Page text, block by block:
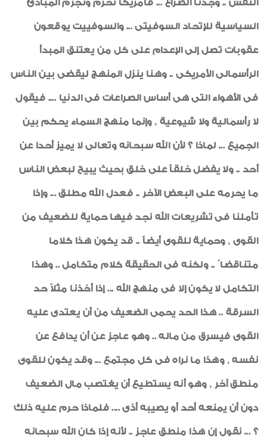
النفس .. وجدنا الصراع ... فأمريكا تحرم وتجرم المبادئ
السياسية للإتحاد السوفيتى ... والسوفييت يوقعون
عقوبات تصل إلى الإعدام على كل من يعتنق المبدأ
الرأسمالى الأمريكى .. وهنا ينزل المنهج ليقضى بين الناس
فى الأهواء التى هى أساس الصراعات فى الدنيا .... فيقول
لا رأسمالية ولا شيوعية , وإنما منهج السماء يحكم بين
الجميع ... لماذا ؟ لأن الله سبحانه وتعالى لا يميز أحدا عن
أحد .. ولا يفضل خلقاً على خلق بحيث يبيح لبعض الناس
ما يحرمه على البعض الآخر .. فعدل الله مطلق ... وإذا
تأملنا فى تشريعات الله نجد فيها حماية للضعيف من
القوى , وحماية للقوى أيضاً .. قد يكون هذا كلاما
متناقضا ً .. ولكنه فى الحقيقة كلام متكامل .. وهذا
التكامل لا يكون إلا فى منهج الله ... إذا أخذنا مثلاً حد
السرقة .. هذا الحد يحمى الضعيف من أن يعتدى عليه
القوى فيسرق من ماله .. وهو عاجز عن أن يدافع عن
نفسه , وهذا ما نراه فى كل مجتمع ... وقد يكون للقوى
منطق آخر , وهو أنه يستطيع أن يغتصب مال الضعيف
دون أن يمنعه أحد أو يصيبه أذى .... فلماذا حرم عليه ذلك
؟ ... نقول إن هذا منطق عاجز .. لأنه إذا كان الله سبحانه